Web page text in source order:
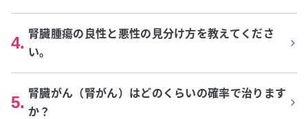
4. 腎臓腫瘍の良性と悪性の見分け方を教えてくださ
い。
5. 腎臓がん（腎がん）はどのくらいの確率で治ります
か？